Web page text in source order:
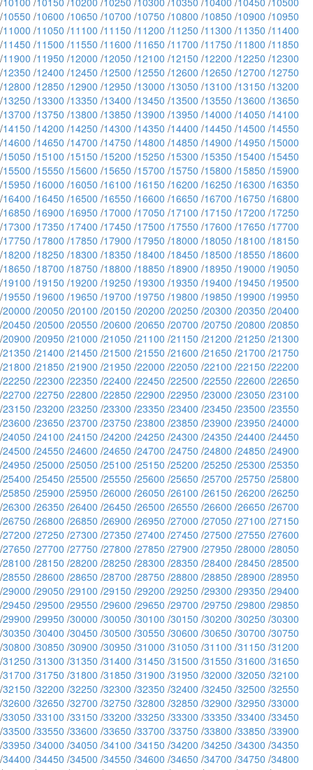
/10550 /10600 /10650 /10700 /10750 /10800 /10850 /10900 /10950
/11000 /11050 /11100 /11150 /11200 /11250 /11300 /11350 /11400
/11450 /11500 /11550 /11600 /11650 /11700 /11750 /11800 /11850
/11900 /11950 /12000 /12050 /12100 /12150 /12200 /12250 /12300
/12350 /12400 /12450 /12500 /12550 /12600 /12650 /12700 /12750
/12800 /12850 /12900 /12950 /13000 /13050 /13100 /13150 /13200
/13250 /13300 /13350 /13400 /13450 /13500 /13550 /13600 /13650
/13700 /13750 /13800 /13850 /13900 /13950 /14000 /14050 /14100
/14150 /14200 /14250 /14300 /14350 /14400 /14450 /14500 /14550
/14600 /14650 /14700 /14750 /14800 /14850 /14900 /14950 /15000
/15050 /15100 /15150 /15200 /15250 /15300 /15350 /15400 /15450
/15500 /15550 /15600 /15650 /15700 /15750 /15800 /15850 /15900
/15950 /16000 /16050 /16100 /16150 /16200 /16250 /16300 /16350
/16400 /16450 /16500 /16550 /16600 /16650 /16700 /16750 /16800
/16850 /16900 /16950 /17000 /17050 /17100 /17150 /17200 /17250
/17300 /17350 /17400 /17450 /17500 /17550 /17600 /17650 /17700
/17750 /17800 /17850 /17900 /17950 /18000 /18050 /18100 /18150
/18200 /18250 /18300 /18350 /18400 /18450 /18500 /18550 /18600
/18650 /18700 /18750 /18800 /18850 /18900 /18950 /19000 /19050
/19100 /19150 /19200 /19250 /19300 /19350 /19400 /19450 /19500
/19550 /19600 /19650 /19700 /19750 /19800 /19850 /19900 /19950
/20000 /20050 /20100 /20150 /20200 /20250 /20300 /20350 /20400
/20450 /20500 /20550 /20600 /20650 /20700 /20750 /20800 /20850
/20900 /20950 /21000 /21050 /21100 /21150 /21200 /21250 /21300
/21350 /21400 /21450 /21500 /21550 /21600 /21650 /21700 /21750
/21800 /21850 /21900 /21950 /22000 /22050 /22100 /22150 /22200
/22250 /22300 /22350 /22400 /22450 /22500 /22550 /22600 /22650
/22700 /22750 /22800 /22850 /22900 /22950 /23000 /23050 /23100
/23150 /23200 /23250 /23300 /23350 /23400 /23450 /23500 /23550
/23600 /23650 /23700 /23750 /23800 /23850 /23900 /23950 /24000
/24050 /24100 /24150 /24200 /24250 /24300 /24350 /24400 /24450
/24500 /24550 /24600 /24650 /24700 /24750 /24800 /24850 /24900
/24950 /25000 /25050 /25100 /25150 /25200 /25250 /25300 /25350
/25400 /25450 /25500 /25550 /25600 /25650 /25700 /25750 /25800
/25850 /25900 /25950 /26000 /26050 /26100 /26150 /26200 /26250
/26300 /26350 /26400 /26450 /26500 /26550 /26600 /26650 /26700
/26750 /26800 /26850 /26900 /26950 /27000 /27050 /27100 /27150
/27200 /27250 /27300 /27350 /27400 /27450 /27500 /27550 /27600
/27650 /27700 /27750 /27800 /27850 /27900 /27950 /28000 /28050
/28100 /28150 /28200 /28250 /28300 /28350 /28400 /28450 /28500
/28550 /28600 /28650 /28700 /28750 /28800 /28850 /28900 /28950
/29000 /29050 /29100 /29150 /29200 /29250 /29300 /29350 /29400
/29450 /29500 /29550 /29600 /29650 /29700 /29750 /29800 /29850
/29900 /29950 /30000 /30050 /30100 /30150 /30200 /30250 /30300
/30350 /30400 /30450 /30500 /30550 /30600 /30650 /30700 /30750
/30800 /30850 /30900 /30950 /31000 /31050 /31100 /31150 /31200
/31250 /31300 /31350 /31400 /31450 /31500 /31550 /31600 /31650
/31700 /31750 /31800 /31850 /31900 /31950 /32000 /32050 /32100
/32150 /32200 /32250 /32300 /32350 /32400 /32450 /32500 /32550
/32600 /32650 /32700 /32750 /32800 /32850 /32900 /32950 /33000
/33050 /33100 /33150 /33200 /33250 /33300 /33350 /33400 /33450
/33500 /33550 /33600 /33650 /33700 /33750 /33800 /33850 /33900
/33950 /34000 /34050 /34100 /34150 /34200 /34250 /34300 /34350
/34400 /34450 /34500 /34550 /34600 /34650 /34700 /34750 /34800